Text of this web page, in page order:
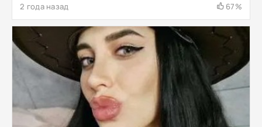
2 года назад 67%